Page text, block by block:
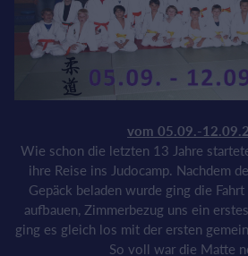
vom 05.09.-
Wie schon die letzten 13 Jahre
ihre Reise ins Judocamp. Nachdem
Gepäck beladen wurde ging die
aufbauen, Zimmerbezug uns ein
ging es gleich los mit der ersten
So voll war die Matte